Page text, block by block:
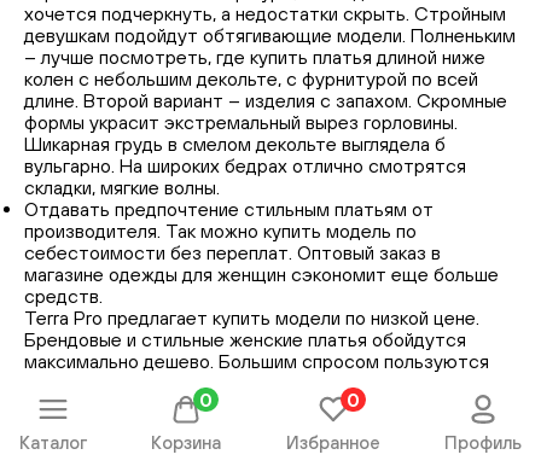
хочется подчеркнуть, а недостатки скрыть. Стройным
девушкам подойдут обтягивающие модели. Полненьким
– лучше посмотреть, где купить платья длиной ниже
колен с небольшим декольте, с фурнитурой по всей
длине. Второй вариант – изделия с запахом. Скромные
формы украсит экстремальный вырез горловины.
Шикарная грудь в смелом декольте выглядела б
вульгарно. На широких бедрах отлично смотрятся
складки, мягкие волны.
Отдавать предпочтение стильным платьям от
производителя. Так можно купить модель по
себестоимости без переплат. Оптовый заказ в
магазине одежды для женщин сэкономит еще больше
средств.
Terra Pro предлагает купить модели по низкой цене.
Брендовые и стильные женские платья обойдутся
максимально дешево. Большим спросом пользуются
повседневные модели.
Где купить платье в Ташкенте?
Оформить покупку у производителя очень выгодно как
Каталог Корзина
0
Избранное
0
Профиль